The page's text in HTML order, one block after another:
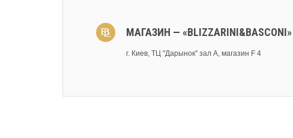
МАГАЗИН — «BLIZZARINI&BASCONI»
г. Киев, ТЦ "Дарынок" зал А, магазин F 4